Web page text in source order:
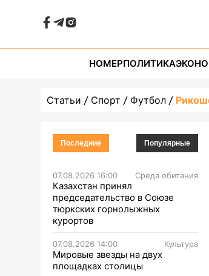
НОМЕРПОЛИТИКА
Статьи Спорт Футбол
Последние Популярные
07.08.2026 16:00 Среда обитания
Казахстан принял
председательство в Союзе
тюркских горнолыжных
курортов
07.08.2026 14:00 Культура
Мировые звезды на двух
площадках столицы